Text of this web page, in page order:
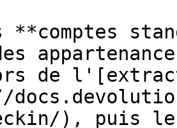
**comptes
de
), puis